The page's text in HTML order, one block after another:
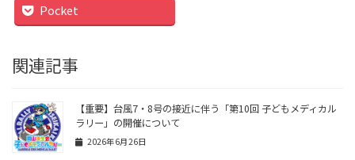
Pocket
関連記事
【重要】台風7・8号の接近に伴う「第10回 子どもメディカル
ラリー」の開催について
2026年6月26日